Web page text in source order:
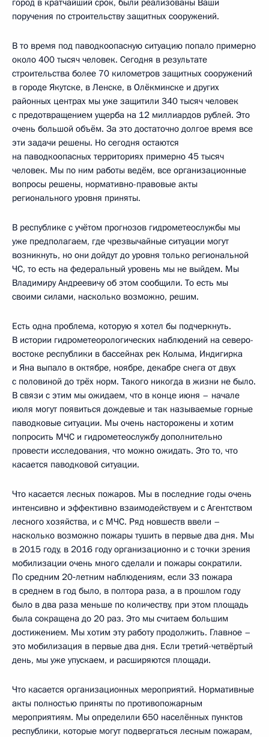
поручения по строительству защитных сооружений.
В то время под паводкоопасную ситуацию попало примерно
около 400 тысяч человек. Сегодня в результате
строительства более 70 километров защитных сооружений
в городе Якутске, в Ленске, в Олёкминске и других
районных центрах мы уже защитили 340 тысяч человек
с предотвращением ущерба на 12 миллиардов рублей. Это
очень большой объём. За это достаточно долгое время все
эти задачи решены. Но сегодня остаются
на паводкоопасных территориях примерно 45 тысяч
человек. Мы по ним работы ведём, все организационные
вопросы решены, нормативно-правовые акты
регионального уровня приняты.
В республике с учётом прогнозов гидрометеослужбы мы
уже предполагаем, где чрезвычайные ситуации могут
возникнуть, но они дойдут до уровня только региональной
ЧС, то есть на федеральный уровень мы не выйдем. Мы
Владимиру Андреевичу об этом сообщили. То есть мы
своими силами, насколько возможно, решим.
Есть одна проблема, которую я хотел бы подчеркнуть.
В истории гидрометеорологических наблюдений на северо-
востоке республики в бассейнах рек Колыма, Индигирка
и Яна выпало в октябре, ноябре, декабре снега от двух
с половиной до трёх норм. Такого никогда в жизни не было.
В связи с этим мы ожидаем, что в конце июня – начале
июля могут появиться дождевые и так называемые горные
паводковые ситуации. Мы очень насторожены и хотим
попросить МЧС и гидрометеослужбу дополнительно
провести исследования, что можно ожидать. Это то, что
касается паводковой ситуации.
Что касается лесных пожаров. Мы в последние годы очень
интенсивно и эффективно взаимодействуем и с Агентством
лесного хозяйства, и с МЧС. Ряд новшеств ввели –
насколько возможно пожары тушить в первые два дня. Мы
в 2015 году, в 2016 году организационно и с точки зрения
мобилизации очень много сделали и пожары сократили.
По средним 20‑летним наблюдениям, если 33 пожара
в среднем в год было, в полтора раза, а в прошлом году
было в два раза меньше по количеству, при этом площадь
была сокращена до 20 раз. Это мы считаем большим
достижением. Мы хотим эту работу продолжить. Главное –
это мобилизация в первые два дня. Если третий-четвёртый
день, мы уже упускаем, и расширяются площади.
Что касается организационных мероприятий. Нормативные
акты полностью приняты по противопожарным
мероприятиям. Мы определили 650 населённых пунктов
республики, которые могут подвергаться лесным пожарам,